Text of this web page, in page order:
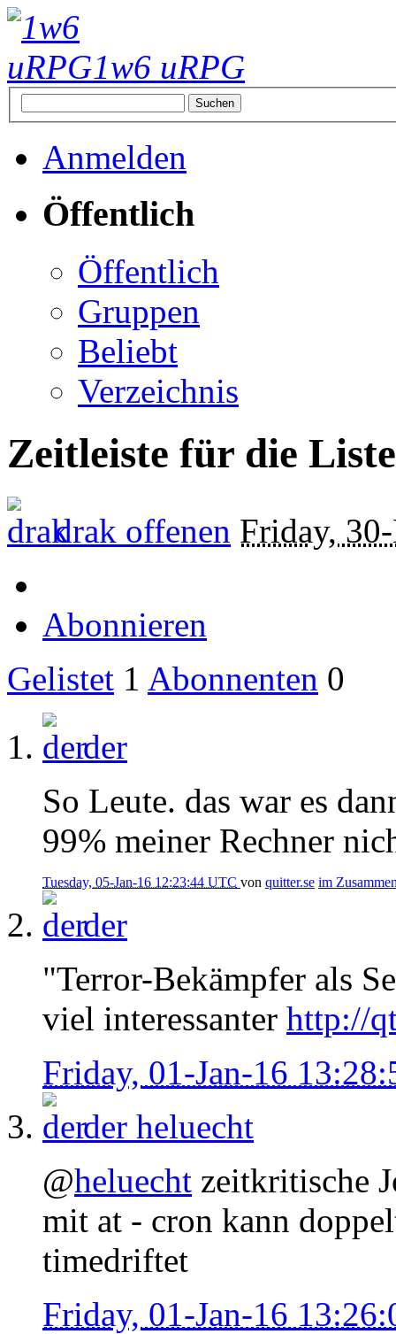
1w6 uRPG
Anmelden
Öffentlich
Öffentlich
Gruppen
Beliebt
Verzeichnis
Zeitleiste für die
drak offenen Friday,
Abonnieren
Gelistet 1 Abonnenten 0
der
So Leute. das war es
99% meiner Rechner
Tuesday, 05-Jan-16 12:23:44 UTC von quitter.se im
der
"Terror-Bekämpfer als
viel interessanter http://
Friday, 01-Jan-16
der heluecht
@heluecht zeitkritische
mit at - cron kann
timedriftet
Friday, 01-Jan-16